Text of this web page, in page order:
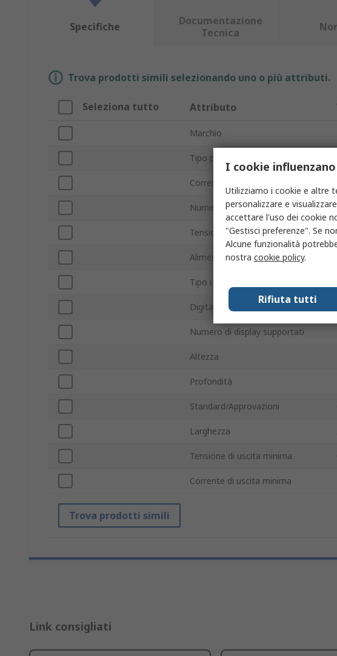
Specifiche
Documentazione
Tecnica
Trova prodotti simili selezionando uno o più attributi.
Seleziona tutto Attributo
Marchio
Tipo prodotto
Corrente di uscita massima
Numero di uscite
Tensione di uscita massima
Alimentazione
Tipo uscita
Digitale/analogico
Numero di display supportati
Altezza
Profondità
Standard/Approvazioni
Larghezza
Tensione di uscita minima
Corrente di uscita minima
Trova prodotti simili
Link consigliati
I cookie
Utilizziamo i cookie e altre
personalizzare e
accettare l'uso dei cookie
"Gestisci preferenze". Se
Alcune funzionalità
nostra cookie policy.
Rifiuta tutti